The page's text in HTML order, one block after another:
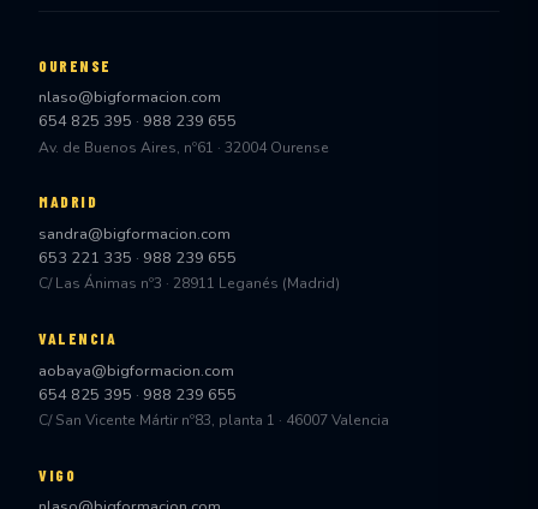
OURENSE
nlaso@bigformacion.com
654 825 395 · 988 239 655
Av. de Buenos Aires, nº61 · 32004 Ourense
MADRID
sandra@bigformacion.com
653 221 335 · 988 239 655
C/ Las Ánimas nº3 · 28911 Leganés (Madrid)
VALENCIA
aobaya@bigformacion.com
654 825 395 · 988 239 655
C/ San Vicente Mártir nº83, planta 1 · 46007 Valencia
VIGO